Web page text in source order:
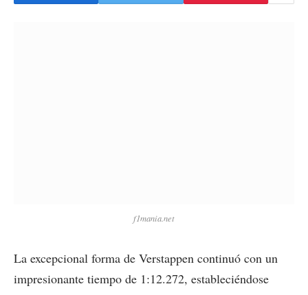
f1mania.net
La excepcional forma de Verstappen continuó con un
impresionante tiempo de 1:12.272, estableciéndose